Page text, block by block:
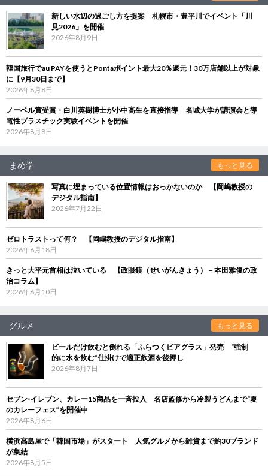
新しい水辺の過ごし方を提案 札幌市・豊平川でイベント「川
見2026」を開催
2026年8月9日
韓国旅行でau PAYを使うとPontaポイント最大20％還元！30万店舗以上が対象
に【9月30日まで】
2026年8月8日
ノーベル賞受賞・白川英樹博士が小中高生を直接指導 名城大学が講演会と導
電性プラスチック実験イベントを開催
2026年8月8日
まめ学 もっと見る
写真に埋まっている位置情報はおっかないのか 【岡嶋教授の
デジタル指南】
2026年7月22日
ゼロトラストって何？ 【岡嶋教授のデジタル指南】
2026年6月18日
きっと大平元首相は泣いている 【政眼鏡（せいがんきょう）－本田雅俊の政
治コラム】
2026年6月10日
グルメ もっと見る
ビールだけ飲むと倒れる「ふらつくビアグラス」発売 “強制
的に水を飲む”仕掛けで適正飲酒を後押し
2026年8月7日
セブン‐イレブン、カレー15商品を一斉投入 名店監修から冷製うどんまで“夏
のカレーフェス”を開催中
2026年8月6日
横浜高島屋で「韓国市場」がスタート 人気グルメから雑貨まで約30ブランド
が集結
2026年8月5日